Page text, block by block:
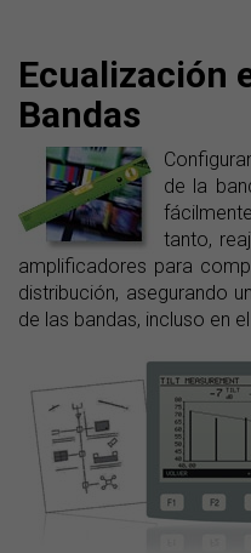
Ecualización
Bandas
de la
tanto,
amplificadores para
distribución, asegurando
de las bandas, incluso en